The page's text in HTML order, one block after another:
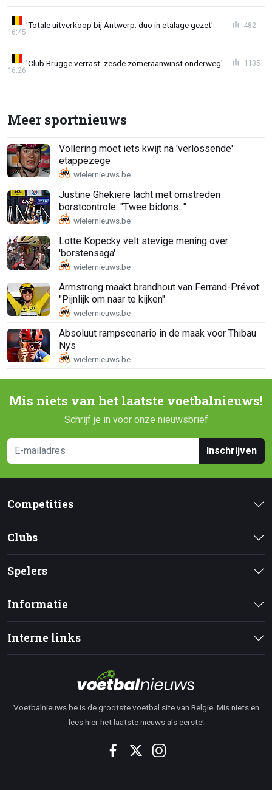
'Totale uitverkoop bij Antwerp: duo in etalage gezet'
16:45
482
'Club Brugge verrast: zesde zomeraanwinst onderweg'
16:26
1135
Meer sportnieuws
Vollering moet iets kwijt na 'verlossende'
etappezege
Justine Ghekiere lacht met omstreden
borstcontrole: "Twee bidons..."
Lotte Kopecky velt stevige mening over
'borstensaga'
Armstrong maakt brandhout van Ferrand-Prévot:
"Pijnlijk om naar te kijken"
Absoluut rampscenario in de maak voor Thibau
Nys
Mis niets van het laatste voetbalnieuws!
Schrijf je in voor onze nieuwsbrief
Inschrijven
Competities
Clubs
Spelers
Informatie
Interne links
Voetbalnieuws.be is de grootste voetbal site van Belgie. Mis niets en
lees hier het laatste nieuws als eerste!